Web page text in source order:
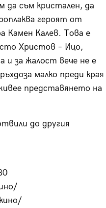
да съм кристален, да
героят от
Камен Калев. Това е
Христов – Ицо,
и за жалост вече не е
малко преди края
представянето на
до другия